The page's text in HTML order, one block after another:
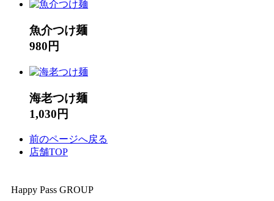
魚介つけ麺
980円
海老つけ麺
1,030円
前のページへ戻る
店舗TOP
Happy Pass GROUP